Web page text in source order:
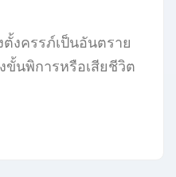
งครรภ์เป็นอันตราย
ขั้นพิการหรือเสียชีวิต